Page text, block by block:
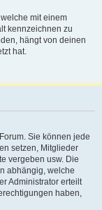
mit einem
kennzeichnen zu
hängt von deinen
hat.
Sie können jede
setzen, Mitglieder
vergeben usw. Die
abhängig, welche
Administrator erteilt
haben,